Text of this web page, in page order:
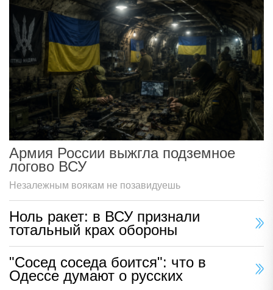
Армия России выжгла подземное
логово ВСУ
Незалежным воякам не позавидуешь
Ноль ракет: в ВСУ признали
тотальный крах обороны
"Сосед соседа боится": что в
Одессе думают о русских